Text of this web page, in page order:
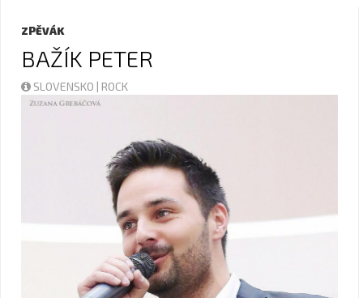
ZPĚVÁK
BAŽÍK PETER
SLOVENSKO | ROCK